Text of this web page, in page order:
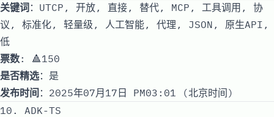
关键词：UTCP, 开放, 直接, 替代, MCP, 工具调用, 协
议, 标准化, 轻量级, 人工智能, 代理, JSON, 原生API,
低
票数: 🔺150
是否精选：是
发布时间 ：2025年07月17日 PM03:01 (北京时间)
10. ADK-TS